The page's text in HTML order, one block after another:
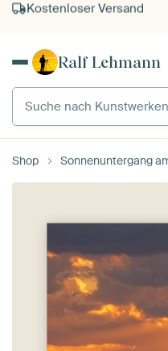
Kauf auf Rechnung
Individueller Druck auf
Ralf Lehmann
Suche nach Kunstwerken
Shop Sonnenuntergang am